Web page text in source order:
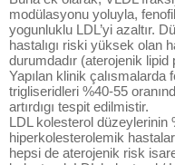
modülasyonu yoluyla,
yogunluklu LDL’yi azaltır.
hastalıgı riski yüksek olan
durumdadır (aterojenik lipid
Yapılan klinik çalısmalarda
trigliseridleri %40-55
artırdıgı tespit edilmistir.
LDL kolesterol düzeylerinin
hiperkolesterolemik
hepsi de aterojenik risk